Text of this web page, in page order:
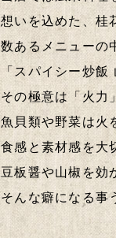
想いを込めた、桂
数あるメニューの
「スパイシー炒飯
その極意は「火力
魚貝類や野菜は火
食感と素材感を大
豆板醤や山椒を効
そんな癖になる事